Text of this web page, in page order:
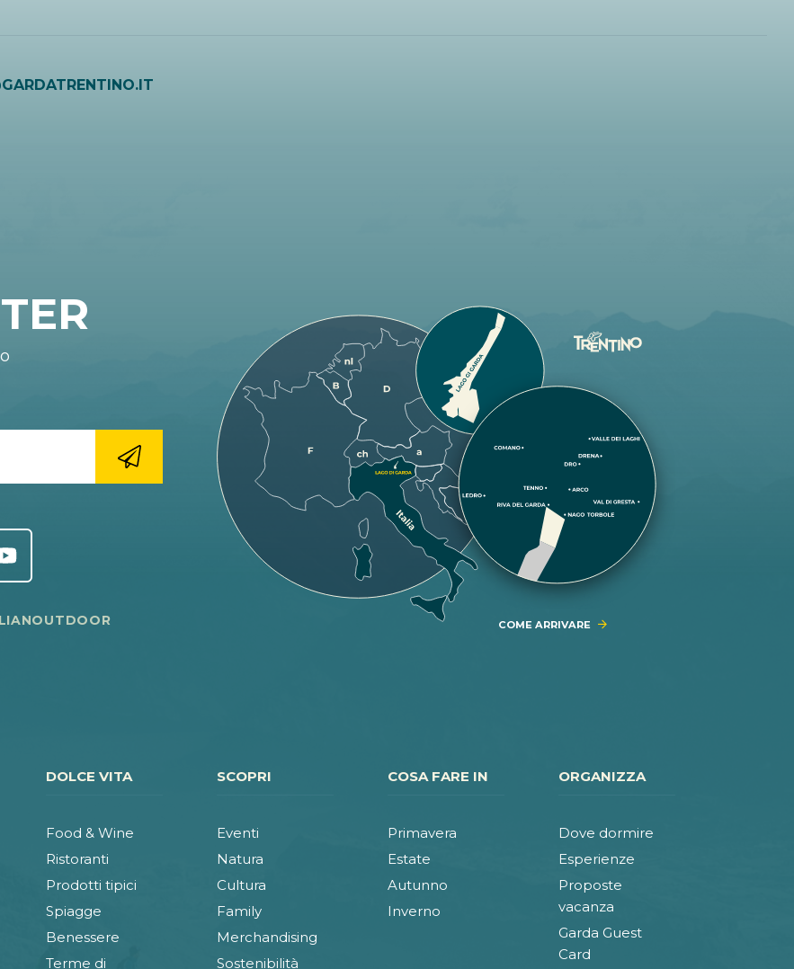
COME ARRIVARE
DOLCE VITA
Food & Wine
Ristoranti
Prodotti tipici
Spiagge
Benessere
Terme di
SCOPRI
Eventi
Natura
Cultura
Family
Merchandising
Sostenibilità
COSA FARE IN
Primavera
Estate
Autunno
Inverno
ORGANIZZA
Dove dormire
Esperienze
Proposte
vacanza
Garda Guest
Card